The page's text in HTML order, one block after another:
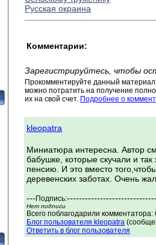
Русская окраина
Комментарии:
Зарегистрируйтесь, чтобы
Прокомментируйте данный
можно потратить на получение
их на свой счет. Подробнее о
kleopatra
Миниатюра интересна. Автор
бабушке, которые скучали и
пенсию. И это вместо
деревенских заботах. Очень
--- Подпись:
Нет подписи
Всего поблагодарили
Блог пользователя kleopatra
Ответить в блог пользователя